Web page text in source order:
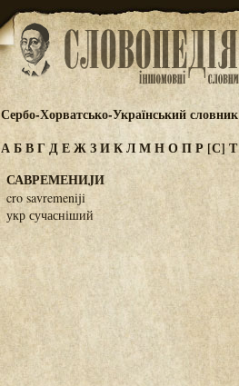
Сербо-Хорватсько-Український словник
АБВГДЕЖЗИКЛМНОПР [С] Т
САВРЕМЕНИJИ
cro savremeniji
укр сучасніший